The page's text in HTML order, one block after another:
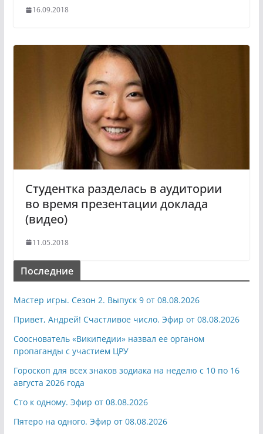
16.09.2018
Студентка разделась в аудитории
во время презентации доклада
(видео)
11.05.2018
Последние
Мастер игры. Сезон 2. Выпуск 9 от 08.08.2026
Привет, Андрей! Счастливое число. Эфир от 08.08.2026
Сооснователь «Википедии» назвал ее органом
пропаганды с участием ЦРУ
Гороскоп для всех знаков зодиака на неделю с 10 по 16
августа 2026 года
Сто к одному. Эфир от 08.08.2026
Пятеро на одного. Эфир от 08.08.2026